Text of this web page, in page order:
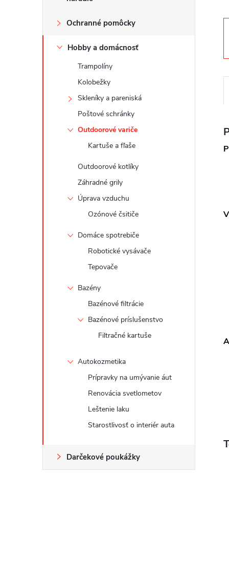
l
Ochranné pomôcky
Hobby a domácnosť
Trampolíny
Kolobežky
Skleníky a pareniská
Poštové schránky
Outdoorové variče
Kartuše a fľaše
Outdoorové kotlíky
Záhradné grily
Úprava vzduchu
Ozónové čsitiče
Domáce spotrebiče
Robotické vysávače
Tepovače
Bazény
Bazénové filtrácie
Bazénové príslušenstvo
Filtračné kartuše
Autokozmetika
Prípravky na umývanie áut
Renovácia svetlometov
Leštenie laku
Starostlivosť o interiér auta
Darčekové poukážky